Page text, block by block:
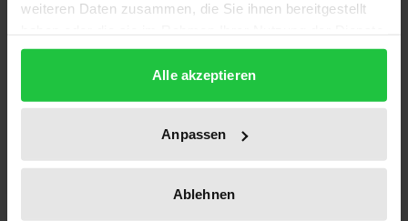
weiteren Daten zusammen, die Sie ihnen bereitgestellt
gesammelt haben.
Alle akzeptieren
Anpassen
Ablehnen
Hohe Kompetenz und Berufserfahrung aus
Richterschaft und Sozialberatung
Prof. Dr. Claudia Beetz | Prof. Dr. Carola Berneiser |